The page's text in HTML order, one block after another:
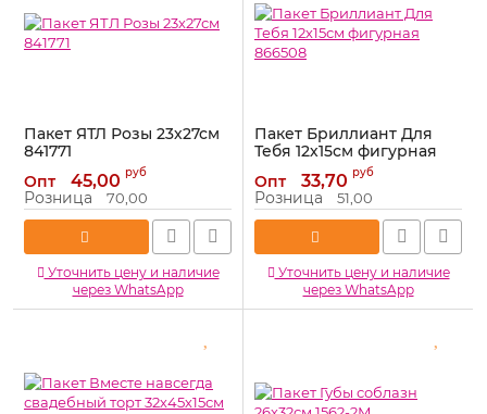
Пакет ЯТЛ Розы 23х27см
841771
Артикул: 841771
Опт 45,00 руб
Розница 70,00
Уточнить цену и наличие
через WhatsApp
Пакет Бриллиант Для
Тебя 12х15см фигурная
Артикул: 866508
Опт 33,70 руб
Розница 51,00
Уточнить цену и наличие
через WhatsApp